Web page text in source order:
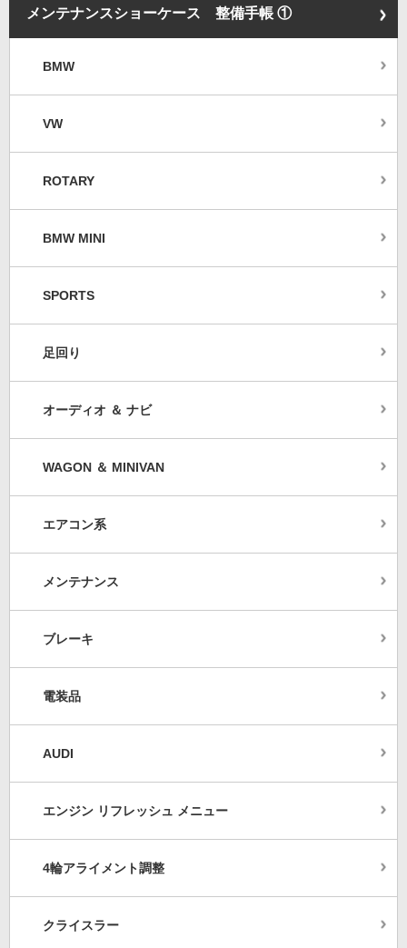
メンテナンスショーケース 整備手帳 ①
BMW
VW
ROTARY
BMW MINI
SPORTS
足回り
オーディオ ＆ ナビ
WAGON ＆ MINIVAN
エアコン系
メンテナンス
ブレーキ
電装品
AUDI
エンジン リフレッシュ メニュー
4輪アライメント調整
クライスラー